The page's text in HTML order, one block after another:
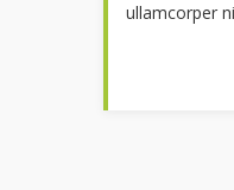
ullamcorper